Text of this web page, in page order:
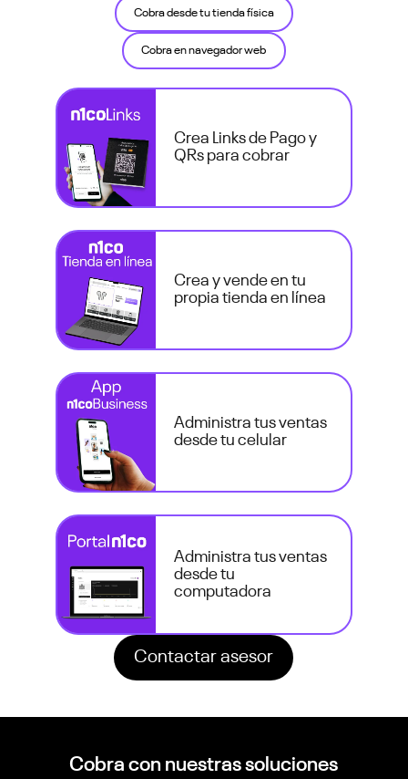
Cobra desde tu tienda física
Cobra en navegador web
Crea Links de Pago y
QRs para cobrar
Crea y vende en tu
propia tienda en línea
Administra tus ventas
desde tu celular
Administra tus ventas
desde tu
computadora
Contactar asesor
Cobra con nuestras soluciones